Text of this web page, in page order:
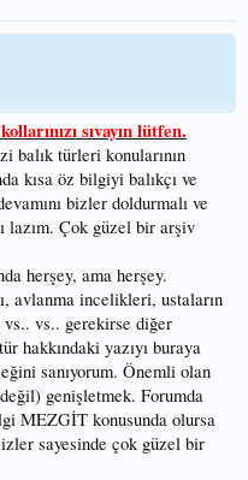
sıvayın lütfen.
balık türleri konularının
kısa öz bilgiyi balıkçı ve
bizler doldurmalı ve
lazım. Çok güzel bir arşiv
herşey, ama herşey.
avlanma incelikleri, ustaların
vs.. vs.. gerekirse diğer
hakkındaki yazıyı buraya
sanıyorum. Önemli olan
genişletmek. Forumda
MEZGİT konusunda olursa
sayesinde çok güzel bir